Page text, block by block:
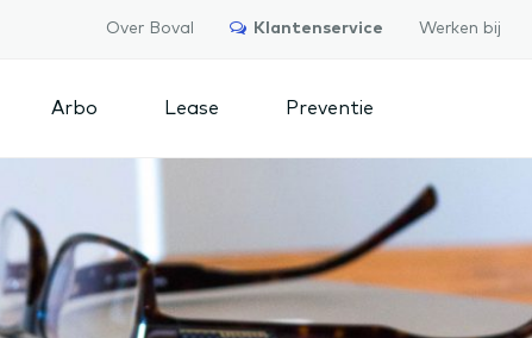
Werken bij
Klantenservice
Over Boval
Arbo Lease Preventie